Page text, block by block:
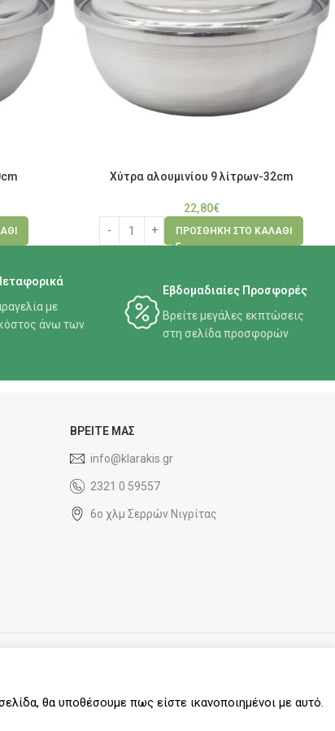
Χύτρα αλουμινίου 9 λίτρων-32cm
22,80€
ΠΡΟΣΘΉΚΗ ΣΤΟ ΚΑΛΆΘΙ
με
άνω των
Εβδομαδιαίες Προσφορές
Βρείτε μεγάλες εκπτώσεις
στη σελίδα προσφορών
ΒΡΕΙΤΕ ΜΑΣ
info@klarakis.gr
2321 0 59557
6ο χλμ Σερρών Νιγρίτας
θα υποθέσουμε πως είστε ικανοποιημένοι με αυτό.